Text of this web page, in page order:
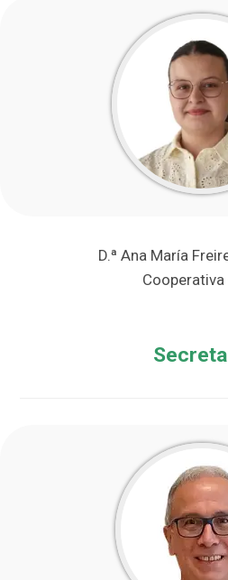
D.ª Ana María
Cooperativa